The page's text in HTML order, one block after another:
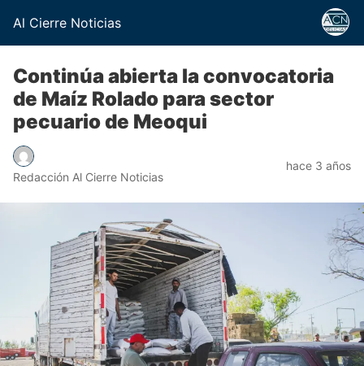
Al Cierre Noticias
Continúa abierta la convocatoria
de Maíz Rolado para sector
pecuario de Meoqui
Redacción Al Cierre Noticias
hace 3 años